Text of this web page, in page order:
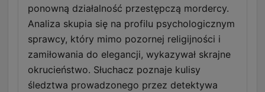
ponowną działalność przestępczą mordercy.
Analiza skupia się na profilu psychologicznym
sprawcy, który mimo pozornej religijności i
zamiłowania do elegancji, wykazywał skrajne
okrucieństwo. Słuchacz poznaje kulisy
śledztwa prowadzonego przez detektywa